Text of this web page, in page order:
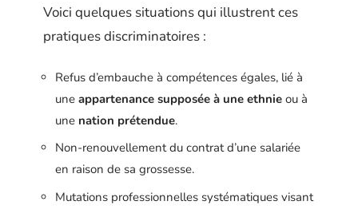
Voici quelques situations qui illustrent ces
pratiques discriminatoires :
Refus d’embauche à compétences égales, lié à
une appartenance supposée à une ethnie ou à
une nation prétendue.
Non-renouvellement du contrat d’une salariée
en raison de sa grossesse.
Mutations professionnelles systématiques visant